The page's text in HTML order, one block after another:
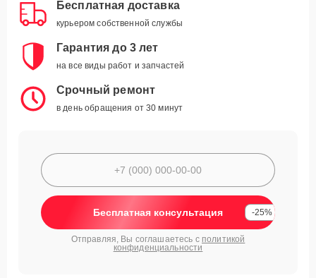
Бесплатная доставка
курьером собственной службы
Гарантия до 3 лет
на все виды работ и запчастей
Срочный ремонт
в день обращения от 30 минут
Бесплатная консультация -25%
Отправляя, Вы соглашаетесь с политикой
конфиденциальности